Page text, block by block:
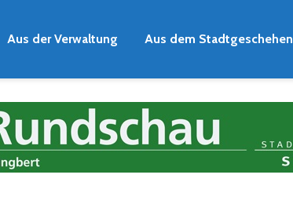
Aus der Verwaltung Aus dem Stadtgeschehen